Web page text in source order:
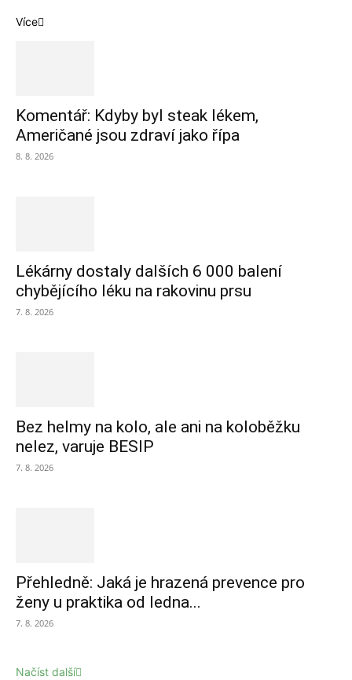
Více
Komentář: Kdyby byl steak lékem,
Američané jsou zdraví jako řípa
8. 8. 2026
Lékárny dostaly dalších 6 000 balení
chybějícího léku na rakovinu prsu
7. 8. 2026
Bez helmy na kolo, ale ani na koloběžku
nelez, varuje BESIP
7. 8. 2026
Přehledně: Jaká je hrazená prevence pro
ženy u praktika od ledna...
7. 8. 2026
Načíst další